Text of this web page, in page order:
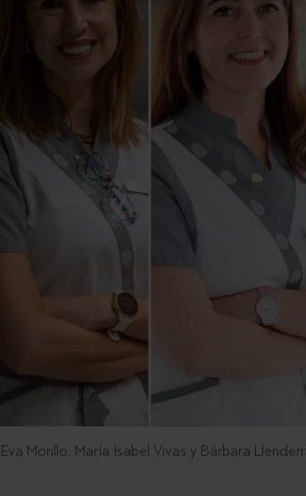
Morillo, María Isabel Vivas y Bárbara